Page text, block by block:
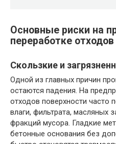
Основные риски на
переработке отходов
Скользкие и
Одной из главных причин
остаются падения. На
отходов поверхности часто
влаги, фильтрата, масляных
фракций мусора. Гладкие
бетонные основания без